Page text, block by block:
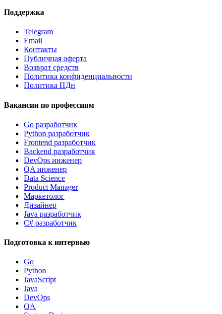
Поддержка
Telegram
Email
Контакты
Публичная оферта
Возврат средств
Политика конфиденциальности
Политика ПДн
Вакансии по профессиям
Go разработчик
Python разработчик
Frontend разработчик
Backend разработчик
DevOps инженер
QA инженер
Data Science
Product Manager
Маркетолог
Дизайнер
Java разработчик
C# разработчик
Подготовка к интервью
Go
Python
JavaScript
Java
DevOps
QA